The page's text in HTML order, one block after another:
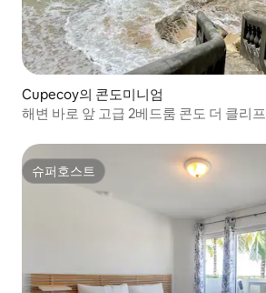
Cupecoy의 콘도미니엄
해변 바로 앞 고급 2베드룸 콘도 더 클리프
슈퍼호스트
슈퍼호스트